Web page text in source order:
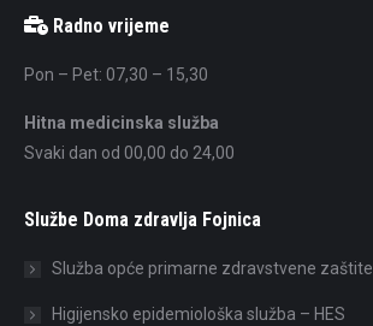
Radno vrijeme
Pon – Pet: 07,30 – 15,30
Hitna medicinska služba
Svaki dan od 00,00 do 24,00
Službe Doma zdravlja Fojnica
Služba opće primarne zdravstvene zaštite
Higijensko epidemiološka služba – HES